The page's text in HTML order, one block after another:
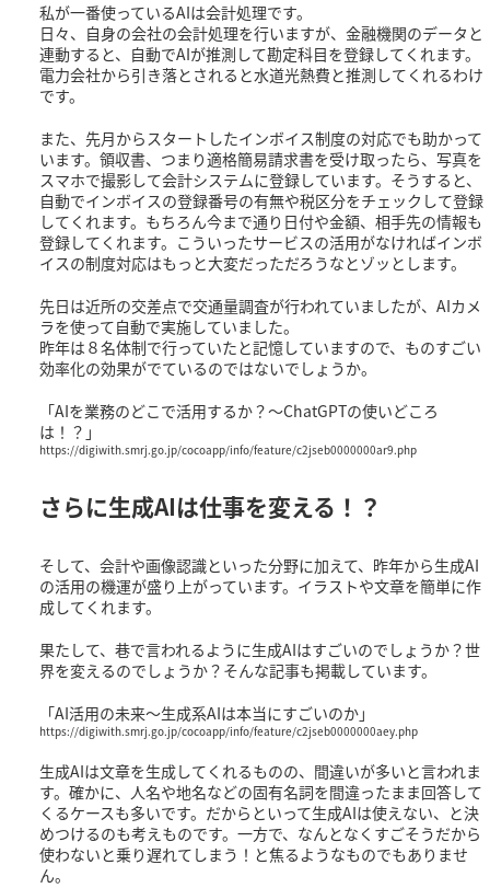
私が一番使っているAIは会計処理です。
日々、自身の会社の会計処理を行いますが、金融機関のデータと
連動すると、自動でAIが推測して勘定科目を登録してくれます。
電力会社から引き落とされると水道光熱費と推測してくれるわけ
です。
また、先月からスタートしたインボイス制度の対応でも助かって
います。領収書、つまり適格簡易請求書を受け取ったら、写真を
スマホで撮影して会計システムに登録しています。そうすると、
自動でインボイスの登録番号の有無や税区分をチェックして登録
してくれます。もちろん今まで通り日付や金額、相手先の情報も
登録してくれます。こういったサービスの活用がなければインボ
イスの制度対応はもっと大変だっただろうなとゾッとします。
先日は近所の交差点で交通量調査が行われていましたが、AIカメ
ラを使って自動で実施していました。
昨年は８名体制で行っていたと記憶していますので、ものすごい
効率化の効果がでているのではないでしょうか。
「AIを業務のどこで活用するか？〜ChatGPTの使いどころ
は！？」
https://digiwith.smrj.go.jp/cocoapp/info/feature/c2jseb0000000ar9.php
さらに生成AIは仕事を変える！？
そして、会計や画像認識といった分野に加えて、昨年から生成AI
の活用の機運が盛り上がっています。イラストや文章を簡単に作
成してくれます。
果たして、巷で言われるように生成AIはすごいのでしょうか？世
界を変えるのでしょうか？そんな記事も掲載しています。
「AI活用の未来〜生成系AIは本当にすごいのか」
https://digiwith.smrj.go.jp/cocoapp/info/feature/c2jseb0000000aey.php
生成AIは文章を生成してくれるものの、間違いが多いと言われま
す。確かに、人名や地名などの固有名詞を間違ったまま回答して
くるケースも多いです。だからといって生成AIは使えない、と決
めつけるのも考えものです。一方で、なんとなくすごそうだから
使わないと乗り遅れてしまう！と焦るようなものでもありませ
ん。